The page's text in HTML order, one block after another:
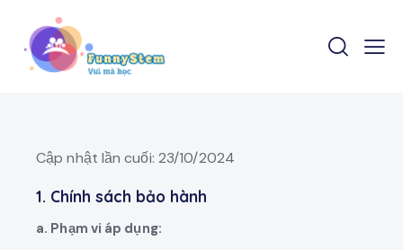
Cập nhật lần cuối: 23/10/2024
1. Chính sách bảo hành
a. Phạm vi áp dụng: